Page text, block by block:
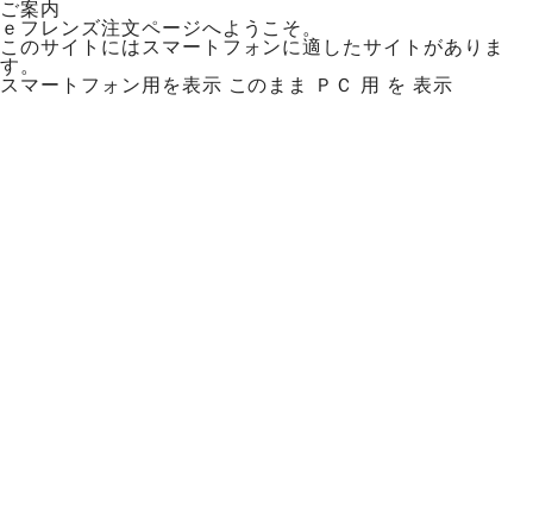
ご案内
ｅフレンズ注文ページへようこそ。
このサイトにはスマートフォンに適したサイトがありま
す。
スマートフォン用を表示 このまま ＰＣ 用 を 表示